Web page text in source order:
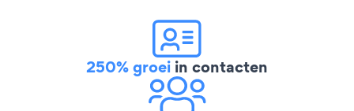
250% groei in contacten